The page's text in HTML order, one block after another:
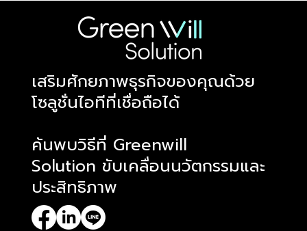
​เสริมศักยภาพธุรกิจของคุณด้วย
โซลูชั่นไอทีที่เชื่อถือได้
ค้นพบวิธีที่ Greenwill
Solution ขับเคลื่อนนวัตกรรมและ
ประสิทธิภาพ